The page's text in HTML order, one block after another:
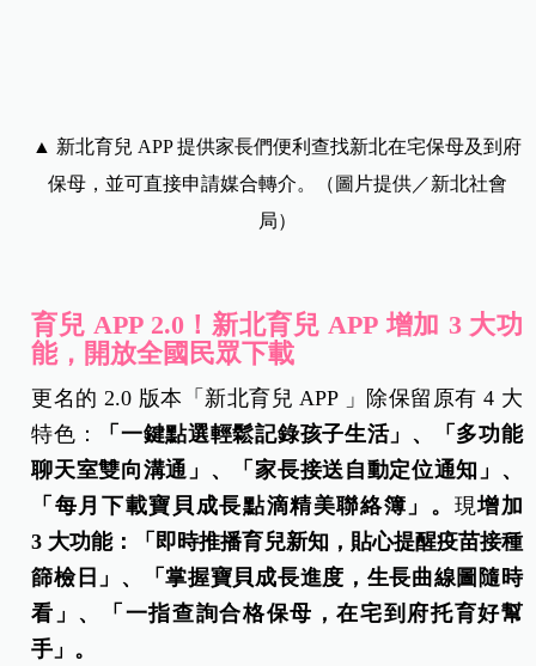
▲ 新北育兒 APP 提供家長們便利查找新北在宅保母及到府
保母，並可直接申請媒合轉介。（圖片提供／新北社會
局）
育兒 APP 2.0！新北育兒 APP增加 3 大功
能，開放全國民眾下載
更名的2.0 版本「新北育兒 APP 」除保留原有 4 大
特色：
「一鍵點選輕鬆記錄孩子生活」、「多功能
聊天室雙向溝通」、「家長接送自動定位通知」、
「每月下載寶貝成長點滴精美聯絡簿」。 現增加
3 大功能：「即時推播育兒新知， 貼心提醒疫苗接種
篩檢日」、「掌握寶貝成長進度， 生長曲線圖隨時
看」、「一指查詢合格保母，在宅到府托育好幫
手」。